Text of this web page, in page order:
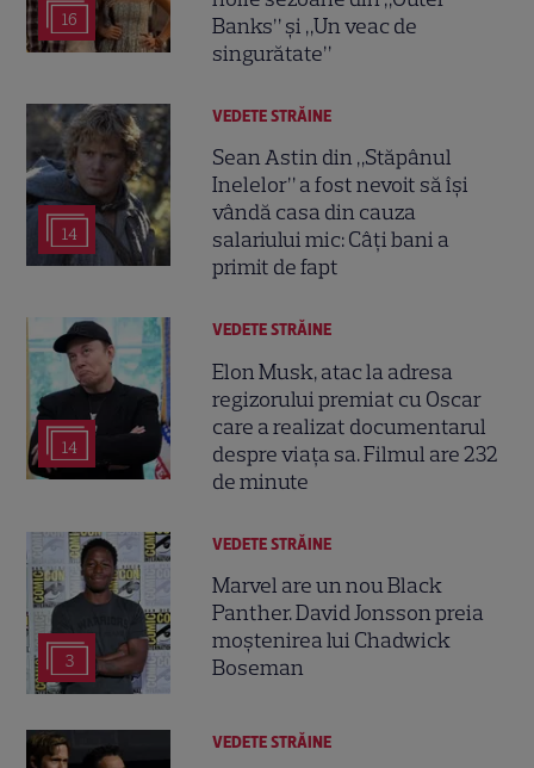
16
Banks” și „Un veac de
singurătate”
14
VEDETE STRĂINE
Sean Astin din „Stăpânul
Inelelor” a fost nevoit să își
vândă casa din cauza
salariului mic: Câți bani a
primit de fapt
14
VEDETE STRĂINE
Elon Musk, atac la adresa
regizorului premiat cu Oscar
care a realizat documentarul
despre viața sa. Filmul are 232
de minute
3
VEDETE STRĂINE
Marvel are un nou Black
Panther. David Jonsson preia
moștenirea lui Chadwick
Boseman
VEDETE STRĂINE